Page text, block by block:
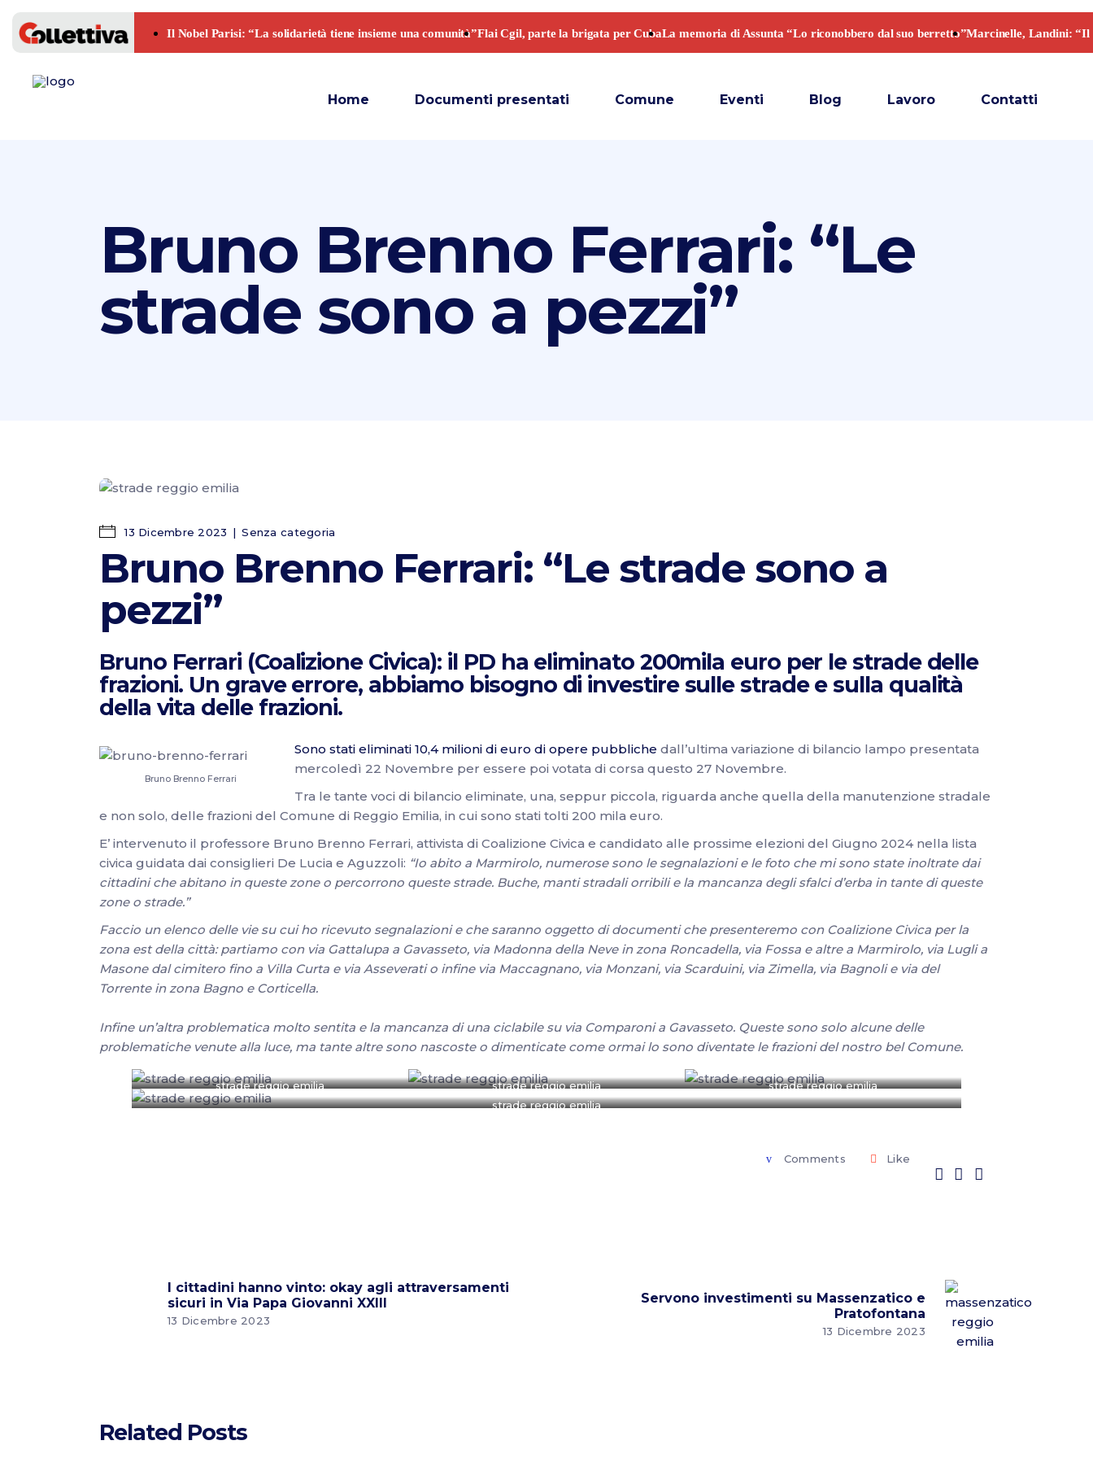
Home Documenti presentati Comune Eventi Blog Lavoro Contatti
Bruno Brenno Ferrari: “Le
strade sono a pezzi”
13 Dicembre 2023 Senza categoria
Bruno Brenno Ferrari: “Le strade sono a
pezzi”
Bruno Ferrari (Coalizione Civica): il PD ha eliminato 200mila euro per le strade delle
frazioni. Un grave errore, abbiamo bisogno di investire sulle strade e sulla qualità
della vita delle frazioni.
Bruno Brenno Ferrari
Sono stati eliminati 10,4 milioni di euro di opere pubbliche dall’ultima variazione di bilancio lampo presentata
mercoledì 22 Novembre per essere poi votata di corsa questo 27 Novembre.
Tra le tante voci di bilancio eliminate, una, seppur piccola, riguarda anche quella della manutenzione stradale
e non solo, delle frazioni del Comune di Reggio Emilia, in cui sono stati tolti 200 mila euro.
E’ intervenuto il professore Bruno Brenno Ferrari, attivista di Coalizione Civica e candidato alle prossime elezioni del Giugno 2024 nella lista
civica guidata dai consiglieri De Lucia e Aguzzoli: “Io abito a Marmirolo, numerose sono le segnalazioni e le foto che mi sono state inoltrate dai
cittadini che abitano in queste zone o percorrono queste strade. Buche, manti stradali orribili e la mancanza degli sfalci d’erba in tante di queste
zone o strade.”
Faccio un elenco delle vie su cui ho ricevuto segnalazioni e che saranno oggetto di documenti che presenteremo con Coalizione Civica per la
zona est della città: partiamo con via Gattalupa a Gavasseto, via Madonna della Neve in zona Roncadella, via Fossa e altre a Marmirolo, via Lugli a
Masone dal cimitero fino a Villa Curta e via Asseverati o infine via Maccagnano, via Monzani, via Scarduini, via Zimella, via Bagnoli e via del
Torrente in zona Bagno e Corticella.
Infine un’altra problematica molto sentita e la mancanza di una ciclabile su via Comparoni a Gavasseto. Queste sono solo alcune delle
problematiche venute alla luce, ma tante altre sono nascoste o dimenticate come ormai lo sono diventate le frazioni del nostro bel Comune.
strade reggio emilia strade reggio emilia
strade reggio emilia
strade reggio emilia
Comments Like
I cittadini hanno vinto: okay agli attraversamenti
sicuri in Via Papa Giovanni XXIII
13 Dicembre 2023
Servono investimenti su Massenzatico e
Pratofontana
13 Dicembre 2023
Related Posts